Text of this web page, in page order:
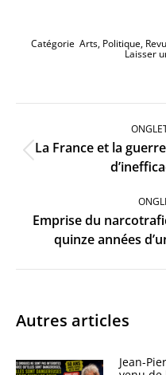
Catégorie Arts, Politique,
Laisser
Navigation
La France et la
Emprise du
quinze années
Autres articles
Jean-